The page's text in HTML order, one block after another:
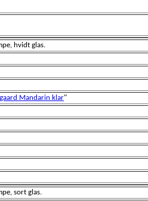
hvidt glas.
Mandarin klar"
sort glas.